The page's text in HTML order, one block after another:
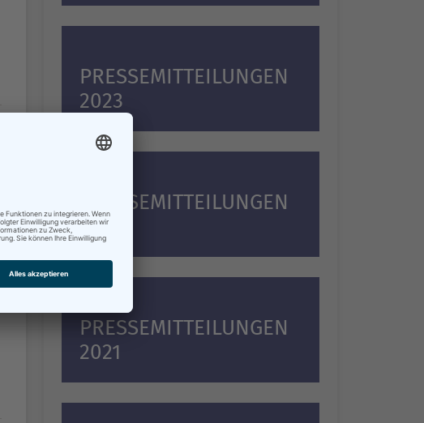
PRESSEMITTEILUNGEN
2023
PRESSEMITTEILUNGEN
2022
PRESSEMITTEILUNGEN
2021